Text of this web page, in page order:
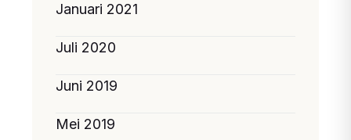
Januari 2021
Juli 2020
Juni 2019
Mei 2019